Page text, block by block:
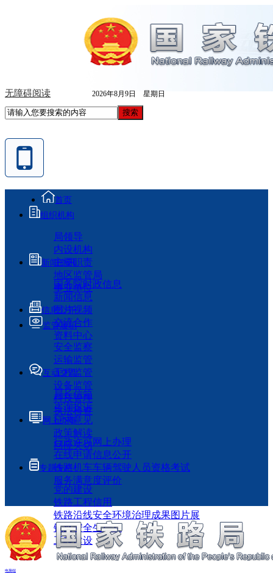
无障碍阅读 2026年8月9日 星期日
首页
组织机构
局领导
内设机构
主要职责
地区监管局
事业单位
新闻资讯
国务院时政信息
新闻信息
图片视频
交流合作
资料中心
信息公开
监管履职
安全监察
运输监管
工程监管
设备监管
科技管理
执法检查
互动交流
局长信箱
咨询投诉
征求意见
政策解读
回应关切
网上办事
行政许可网上办理
在线申请信息公开
铁路机车车辆驾驶人员资格考试
服务满意度评价
专题专栏
党的建设
铁路工程信用
铁路沿线安全环境治理成果图片展
铁路安全生产月
工程建设
电脑端